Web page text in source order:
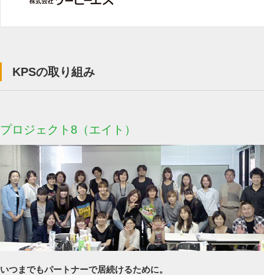
KPSの取り組み
プロジェクト8（エイト）
いつまでもパートナーで居続けるために。